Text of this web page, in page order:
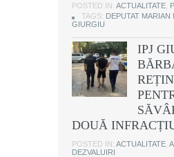
POSTED IN: ACTUALITATE
TAGS: DEPUTAT MARIAN
GIURGIU
IPJ
DOUĂ
POSTED IN: ACTUALITATE
DEZVALUIRI